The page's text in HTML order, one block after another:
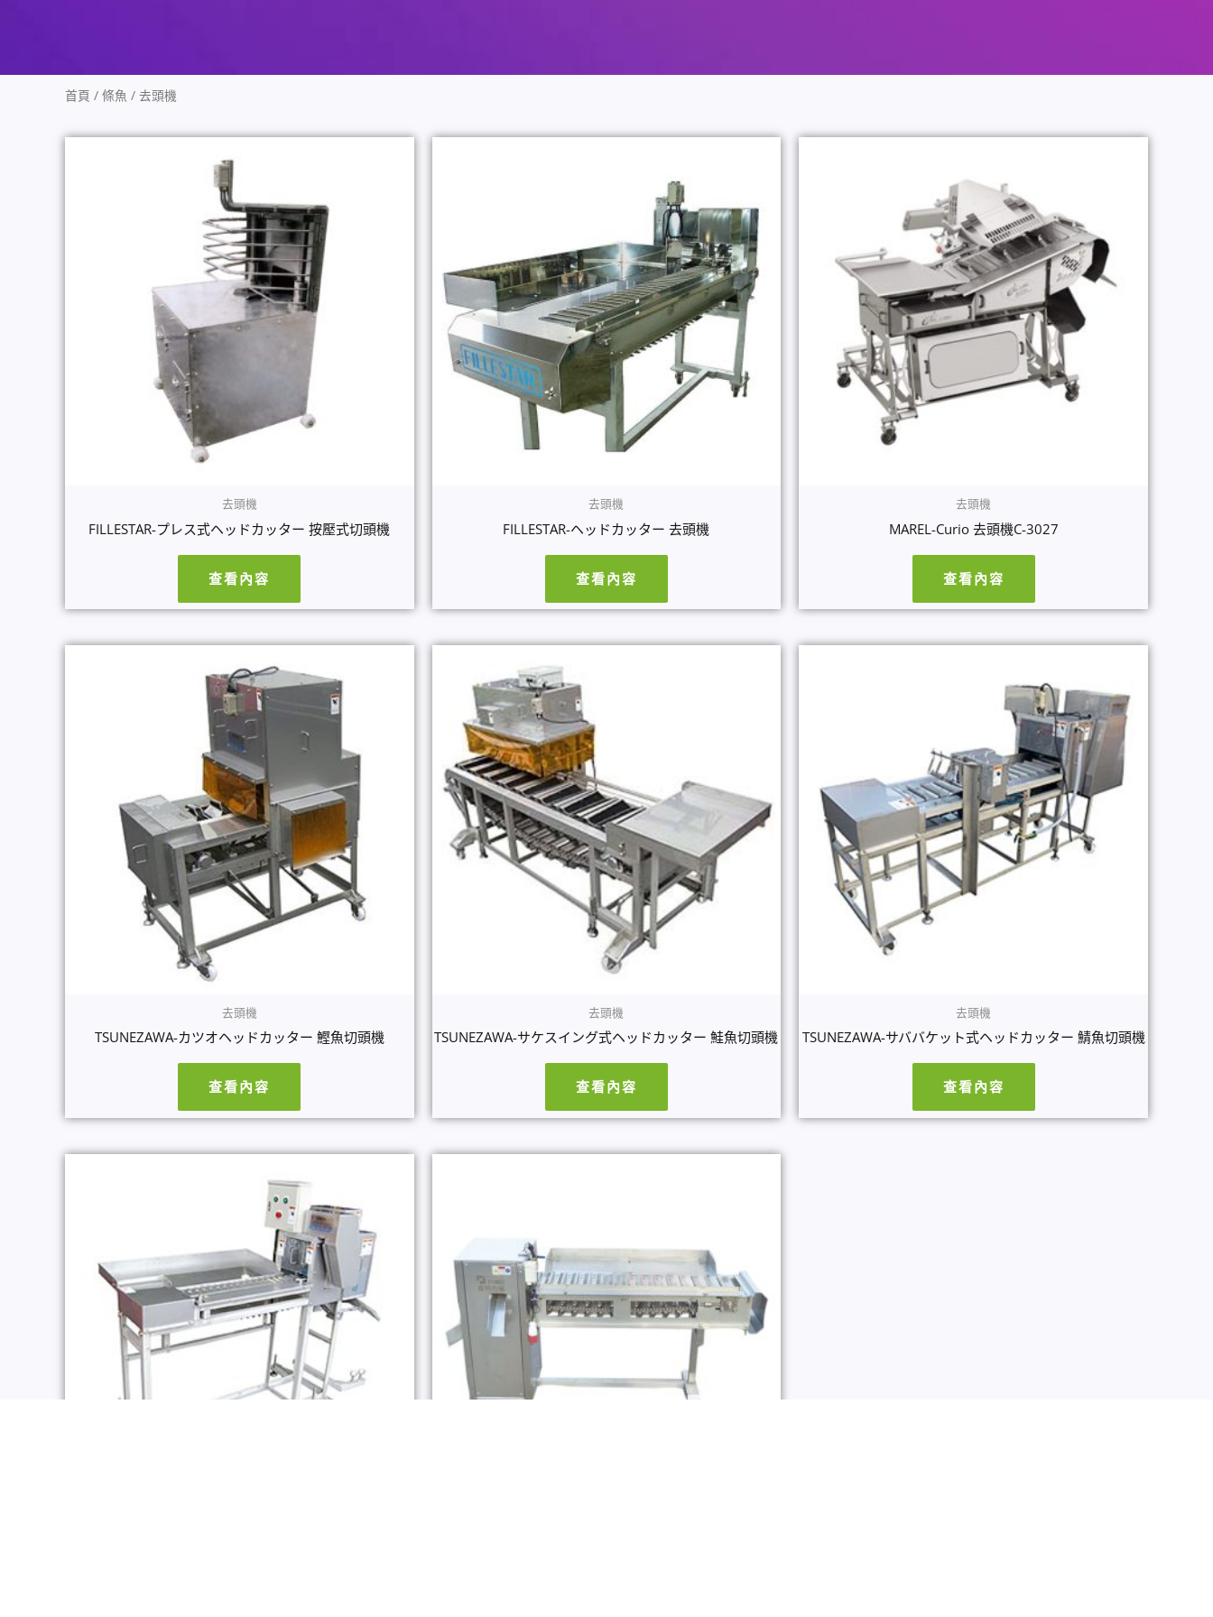
首頁 / 條魚 / 去頭機
去頭機
FILLESTAR-プレス式ヘッドカッター 按壓式切頭機
查看內容
去頭機
FILLESTAR-ヘッドカッター 去頭機
查看內容
去頭機
MAREL-Curio 去頭機C-3027
查看內容
去頭機
TSUNEZAWA-カツオヘッドカッター 鰹魚切頭機
查看內容
去頭機
TSUNEZAWA-サケスイング式ヘッドカッター 鮭魚切頭機
查看內容
去頭機
TSUNEZAWA-サババケット式ヘッドカッター 鯖魚切頭機
查看內容